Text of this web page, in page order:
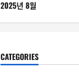
2025년 8월
CATEGORIES